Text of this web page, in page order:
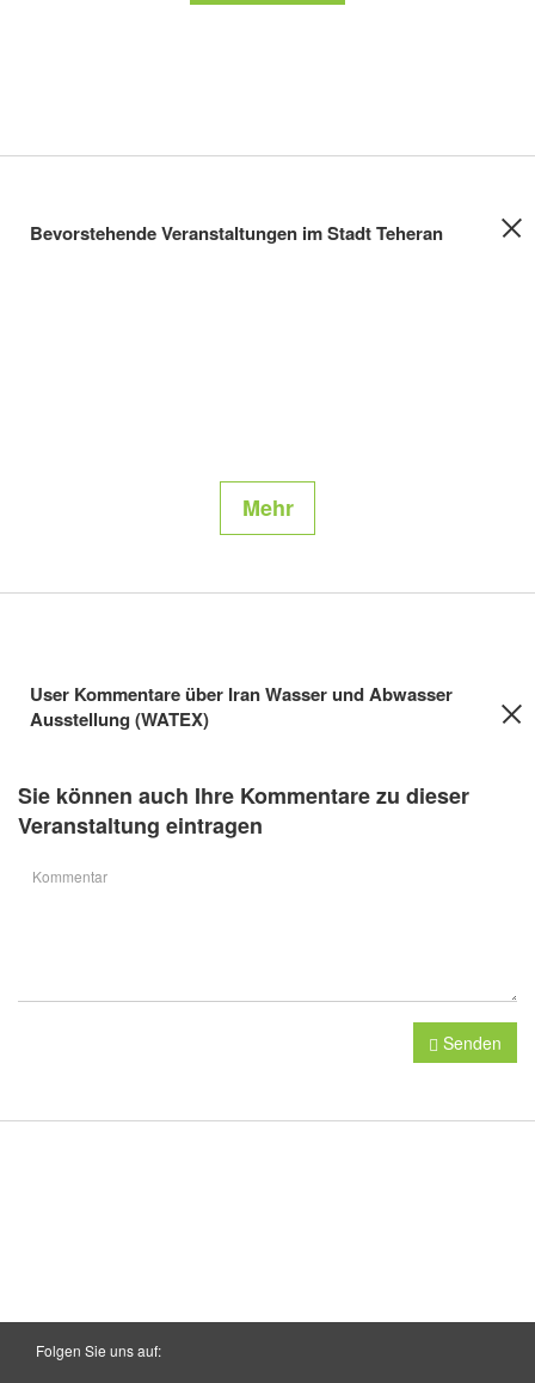
Bevorstehende Veranstaltungen im Stadt Teheran
Mehr
User Kommentare über Iran Wasser und Abwasser
Ausstellung (WATEX)
Sie können auch Ihre Kommentare zu dieser
Veranstaltung eintragen
Senden
Folgen Sie uns auf: